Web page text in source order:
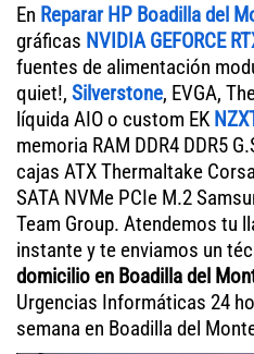
En Reparar HP Boadilla del
gráficas NVIDIA GEFORCE
fuentes de alimentación
quiet!, Silverstone, EVGA,
líquida AIO o custom EK
memoria RAM DDR4 DDR5
cajas ATX Thermaltake
SATA NVMe PCIe M.2
Team Group. Atendemos tu
instante y te enviamos un
domicilio en Boadilla del
Urgencias Informáticas 24
semana en Boadilla del